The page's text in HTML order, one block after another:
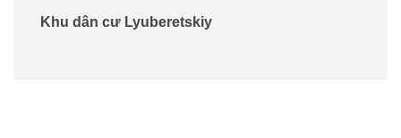
Khu dân cư Lyuberetskiy